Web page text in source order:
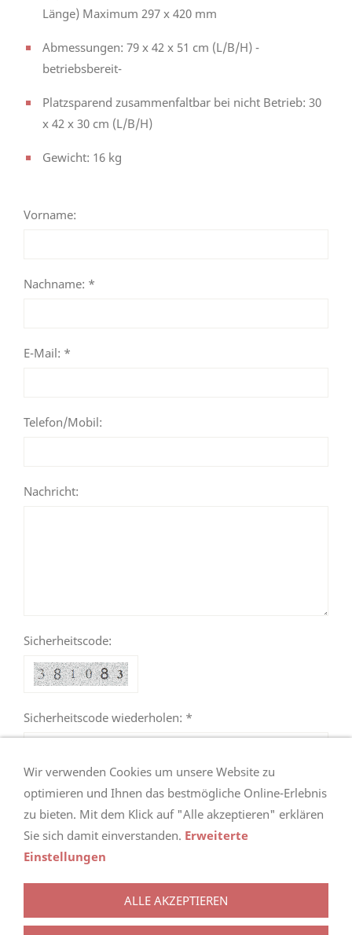
Länge) Maximum 297 x 420 mm
Abmessungen: 79 x 42 x 51 cm (L/B/H) -
betriebsbereit-
Platzsparend zusammenfaltbar bei nicht Betrieb: 30
x 42 x 30 cm (L/B/H)
Gewicht: 16 kg
Vorname:
Nachname: *
E-Mail: *
Telefon/Mobil:
Nachricht:
Sicherheitscode:
Sicherheitscode wiederholen: *
DISCLAIMER
SITEMAP NEWSLETTER
Wir verwenden Cookies um unsere Website zu
optimieren und Ihnen das bestmögliche Online-Erlebnis
zu bieten. Mit dem Klick auf "Alle akzeptieren" erklären
Sie sich damit einverstanden. Erweiterte
Einstellungen
ALLE AKZEPTIEREN